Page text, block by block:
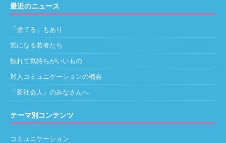
最近のニュース
「捨てる」もあり
気になる若者たち
触れて気持ちがいいもの
対人コミュニケーションの機会
「新社会人」のみなさんへ
テーマ別コンテンツ
コミュニケーション